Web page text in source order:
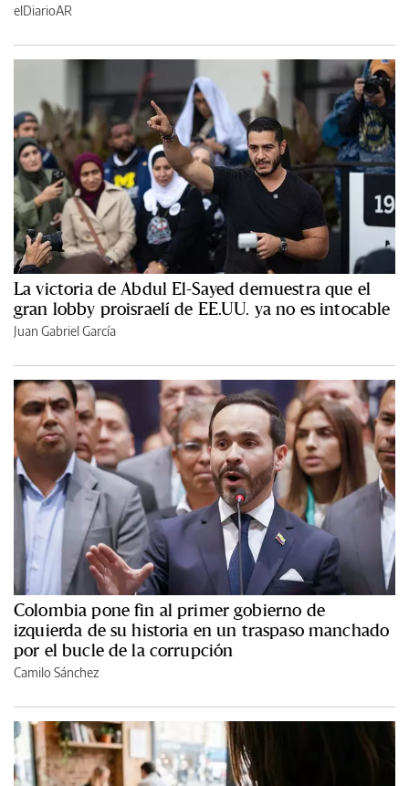
elDiarioAR
La victoria de Abdul El-Sayed demuestra que el
gran lobby proisraelí de EE.UU. ya no es intocable
Juan Gabriel García
Colombia pone fin al primer gobierno de
izquierda de su historia en un traspaso manchado
por el bucle de la corrupción
Camilo Sánchez